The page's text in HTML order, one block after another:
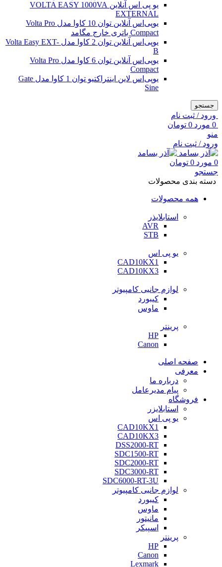
یو پی اس آنلاین VOLTA EASY 1000VA
EXTERNAL
یو‌پی‌اس آنلاین توان 10 کاوا مدل Volta Pro
Compact باتری خارج مگامد
یو‌پی‌اس آنلاین توان 2 کاوا مدل Volta Easy EXT-
B
یو‌پی‌اس آنلاین توان 6 کاوا مدل Volta Pro
Compact
یو‌پی‌اس لاین اینتراکتیو توان 1 کاوا مدل Gate
Sine
جستجو
ورود / ثبت نام
0 مورد 0 تومان
منو
ورود / ثبت نام
0 مورد 0 تومان
جستجو
دسته بندی محصولات
همه محصولات
استابلایذر
AVR
STB
یو پی اس
CAD10KX1
CAD10KX3
لوازم جانبی کامپیوتر
کیبورد
ماوس
پرینتر
HP
Canon
صفحه اصلی
معرفی
درباره ما
پیام مدیرعامل
فروشگاه
استابلایزر
یو پی اس
CAD10KX1
CAD10KX3
DSS2000-RT
SDC1500-RT
SDC2000-RT
SDC3000-RT
SDC6000-RT-3U
لوازم جانبی کامپیوتر
کیبورد
ماوس
مانیتور
اسپیکر
پرینتر
HP
Canon
Lexmark